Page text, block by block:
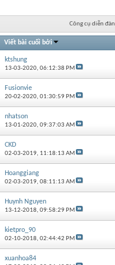
Công cụ diễn đàn
Viết bài cuối bởi
ktshung
13-03-2020,06:12:38 PM
Fusionvie
20-02-2020,01:30:59 PM
nhatson
13-01-2020,09:37:03 AM
CKD
02-03-2019, 11:18:13 AM
Hoanggiang
02-03-2019,08:11:13 AM
Huynh Nguyen
13-12-2018,09:58:29 PM
kietpro_90
02-10-2018,02:44:42 PM
xuanhoa84